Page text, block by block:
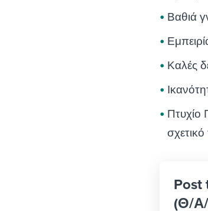
Βαθιά
Καλές
Πτυχίο
Post
(Θ/Α/